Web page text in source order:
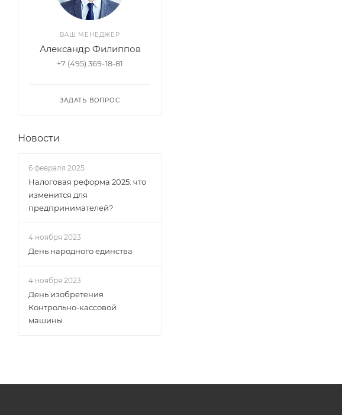
ВАШ МЕНЕДЖЕР
Александр Филиппов
+7 (495) 369-18-81
ЗАДАТЬ ВОПРОС
Новости
6 февраля 2025
Налоговая реформа 2025: что
изменится для
предпринимателей?
4 ноября 2023
День народного единства
4 ноября 2023
День изобретения
Контрольно-кассовой
машины